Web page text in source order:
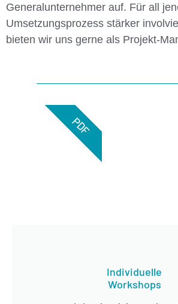
Generalunternehmer auf. Für all
Umsetzungsprozess stärker
bieten wir uns gerne als Projekt-
Individuelle
Workshops
PDF